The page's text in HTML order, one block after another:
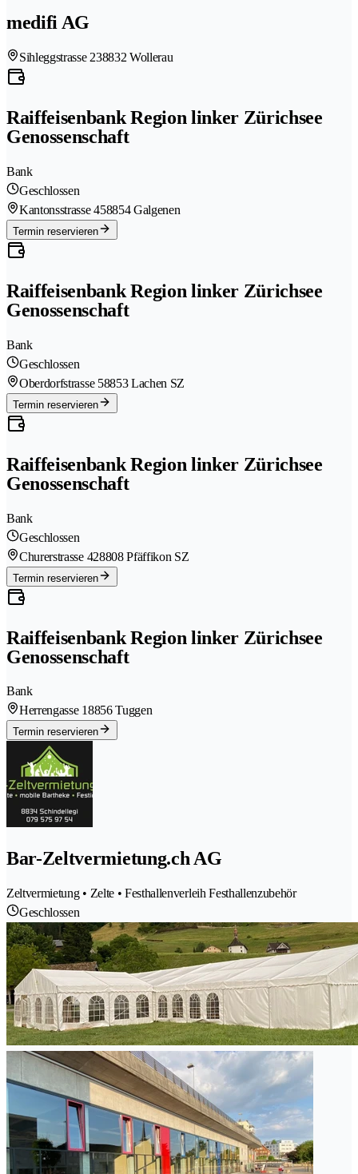
medifi AG
Sihleggstrasse 238832 Wollerau
Raiffeisenbank Region linker Zürichsee
Genossenschaft
Bank
Geschlossen
Kantonsstrasse 458854 Galgenen
Termin reservieren
Raiffeisenbank Region linker Zürichsee
Genossenschaft
Bank
Geschlossen
Oberdorfstrasse 58853 Lachen SZ
Termin reservieren
Raiffeisenbank Region linker Zürichsee
Genossenschaft
Bank
Geschlossen
Churerstrasse 428808 Pfäffikon SZ
Termin reservieren
Raiffeisenbank Region linker Zürichsee
Genossenschaft
Bank
Herrengasse 18856 Tuggen
Termin reservieren
Bar-Zeltvermietung.ch AG
Zeltvermietung • Zelte • Festhallenverleih Festhallenzubehör
Geschlossen